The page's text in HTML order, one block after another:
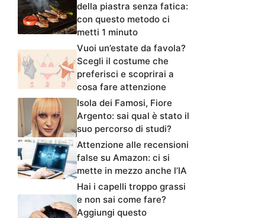
della piastra senza fatica:
con questo metodo ci
metti 1 minuto
Vuoi un’estate da favola?
Scegli il costume che
preferisci e scoprirai a
cosa fare attenzione
Isola dei Famosi, Fiore
Argento: sai qual è stato il
suo percorso di studi?
Attenzione alle recensioni
false su Amazon: ci si
mette in mezzo anche l’IA
Hai i capelli troppo grassi
e non sai come fare?
Aggiungi questo